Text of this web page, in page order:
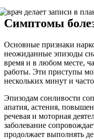
Симптомы
Основные признаки
неожиданные эпизоды
время и в любом месте,
работы. Эти приступы
нескольких минут и
Эпизодам сонливости
апатия, астения,
речевая и моторная
заболевание
продолжает выполнять